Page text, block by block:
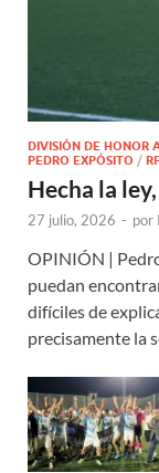
DIVISIÓN DE HONOR
PEDRO EXPÓSITO /
Hecha la
27 julio, 2026 - por
OPINIÓN |
puedan
difíciles de
precisamente la